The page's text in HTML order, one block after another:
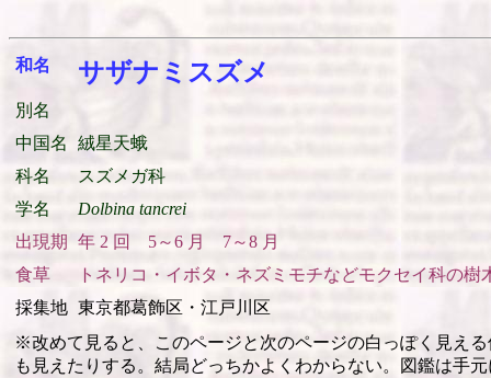
和名 サザナミスズメ
別名
中国名
絨星天蛾
科名
スズメガ科
学名
Dolbina tancrei
出現期
年 2 回 5～6 月 7～8 月
食草
トネリコ・イボタ・ネズミモチなどモクセイ科の樹
採集地 東京都葛飾区・江戸川区
※改めて見ると、このページと次のページの白っぽく見え
も見えたりする。結局どっちかよくわからない。図鑑は手